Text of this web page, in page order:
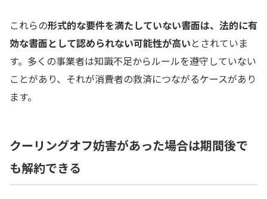
これらの形式的な要件を満たしていない書面は、法的に有
効な書面として認められない可能性が高いとされていま
す。多くの事業者は知識不足からルールを遵守していない
ことがあり、それが消費者の救済につながるケースがあり
ます。
クーリングオフ妨害があった場合は期間後で
も解約できる